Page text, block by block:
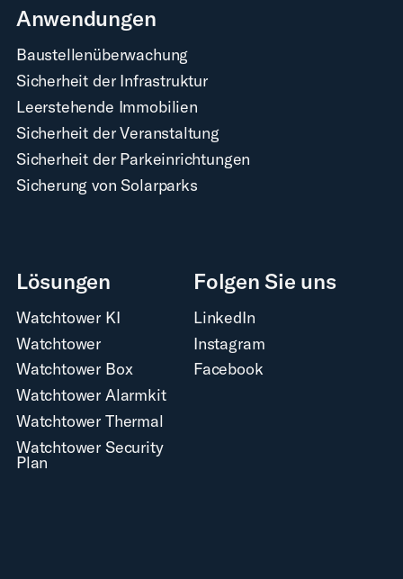
Anwendungen
Baustellenüberwachung
Sicherheit der Infrastruktur
Leerstehende Immobilien
Sicherheit der Veranstaltung
Sicherheit der Parkeinrichtungen
Sicherung von Solarparks
Lösungen
Watchtower KI
Watchtower
Watchtower Box
Watchtower Alarmkit
Watchtower Thermal
Watchtower Security
Plan
Folgen Sie uns
LinkedIn
Instagram
Facebook